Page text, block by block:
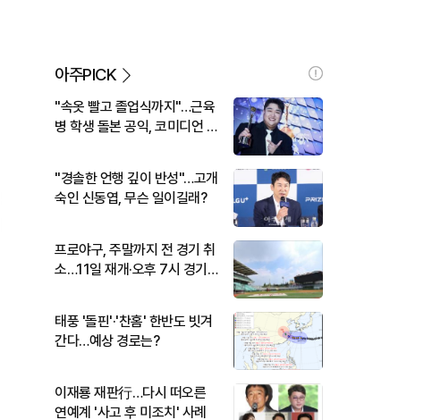
아주PICK
"속옷 빨고 졸업식까지"…근육
병 학생 돌본 공익, 코미디언 김
"경솔한 언행 깊이 반성"…고개
숙인 신동엽, 무슨 일이길래?
프로야구, 주말까지 전 경기 취
소…11일 재개·오후 7시 경기
태풍 '돌핀'·'찬홈' 한반도 빗겨
간다…예상 경로는?
이재룡 재판行…다시 떠오른
연예계 '사고 후 미조치' 사례